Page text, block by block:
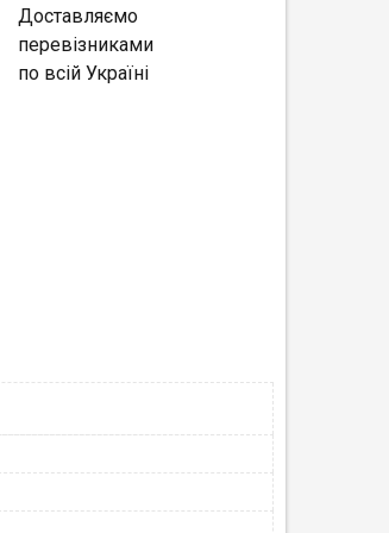
Доставляємо
перевізниками
по всій Україні